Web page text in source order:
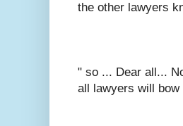
the other lawyers
" so ... Dear all...
all lawyers will